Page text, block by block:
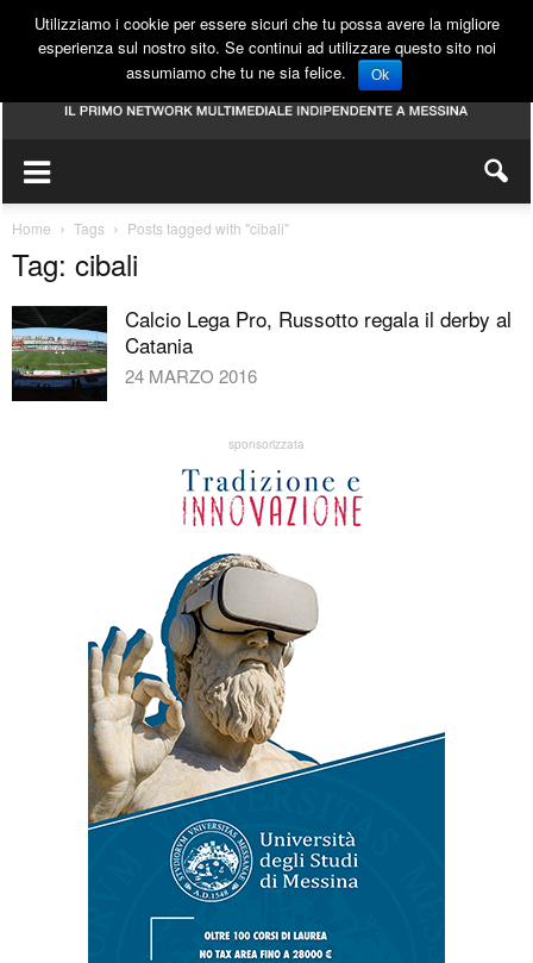
Home Tags Posts tagged with "cibali"
Tag: cibali
Calcio Lega Pro, Russotto regala il derby al
Catania
24 MARZO 2016
sponsorizzata
Utilizziamo i cookie per essere sicuri che tu possa avere la migliore
esperienza sul nostro sito. Se continui ad utilizzare questo sito noi
assumiamo che tu ne sia felice.
Ok